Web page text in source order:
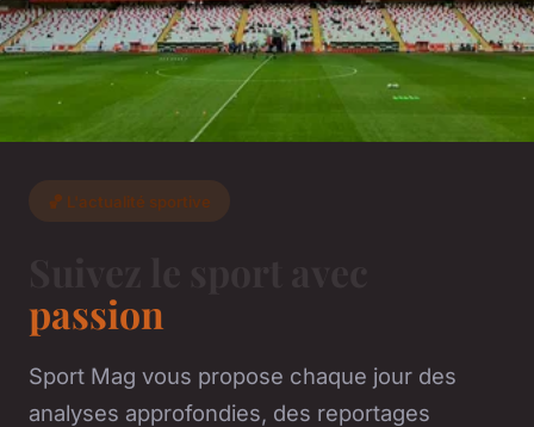
🏀 L'actualité sportive
passion
Sport Mag vous propose chaque jour des
analyses approfondies, des reportages